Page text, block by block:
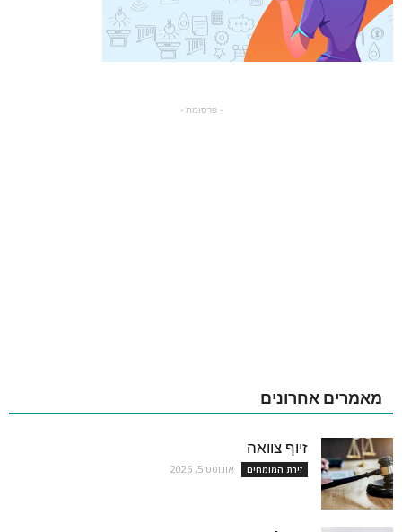
- פרסומת -
מאמרים אחרונים
זיוף צוואה
זירת המומחים אוגוסט 5, 2026